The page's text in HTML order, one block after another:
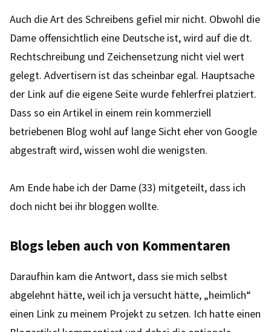
Auch die Art des Schreibens gefiel mir nicht. Obwohl die
Dame offensichtlich eine Deutsche ist, wird auf die dt.
Rechtschreibung und Zeichensetzung nicht viel wert
gelegt. Advertisern ist das scheinbar egal. Hauptsache
der Link auf die eigene Seite wurde fehlerfrei platziert.
Dass so ein Artikel in einem rein kommerziell
betriebenen Blog wohl auf lange Sicht eher von Google
abgestraft wird, wissen wohl die wenigsten.
Am Ende habe ich der Dame (33) mitgeteilt, dass ich
doch nicht bei ihr bloggen wollte.
Blogs leben auch von Kommentaren
Daraufhin kam die Antwort, dass sie mich selbst
abgelehnt hätte, weil ich ja versucht hätte, „heimlich“
einen Link zu meinem Projekt zu setzen. Ich hatte einen